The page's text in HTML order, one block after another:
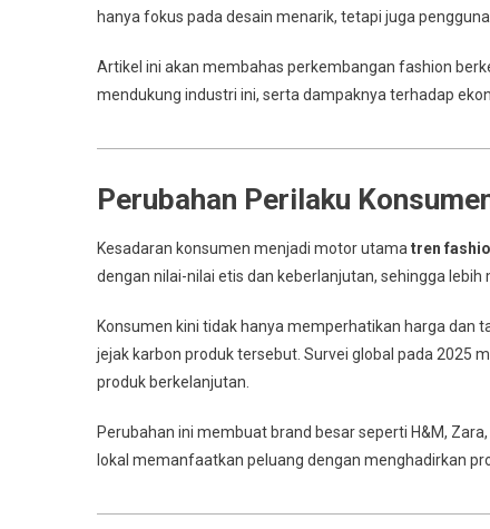
hanya fokus pada desain menarik, tetapi juga
Artikel ini akan membahas perkembangan fashion
mendukung industri ini, serta dampaknya terhadap
Perubahan Perilaku
Kesadaran konsumen menjadi motor utamatren
dengan nilai-nilai etis dan keberlanjutan, sehingga
Konsumen kini tidak hanya memperhatikan harga dan
jejak karbon produk tersebut. Survei global pada 2025
produk berkelanjutan.
Perubahan ini membuat brand besar seperti H&M,
lokal memanfaatkan peluang dengan menghadirkan